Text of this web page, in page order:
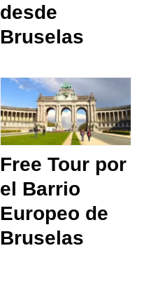
desde
Bruselas
Free Tour por
el Barrio
Europeo de
Bruselas